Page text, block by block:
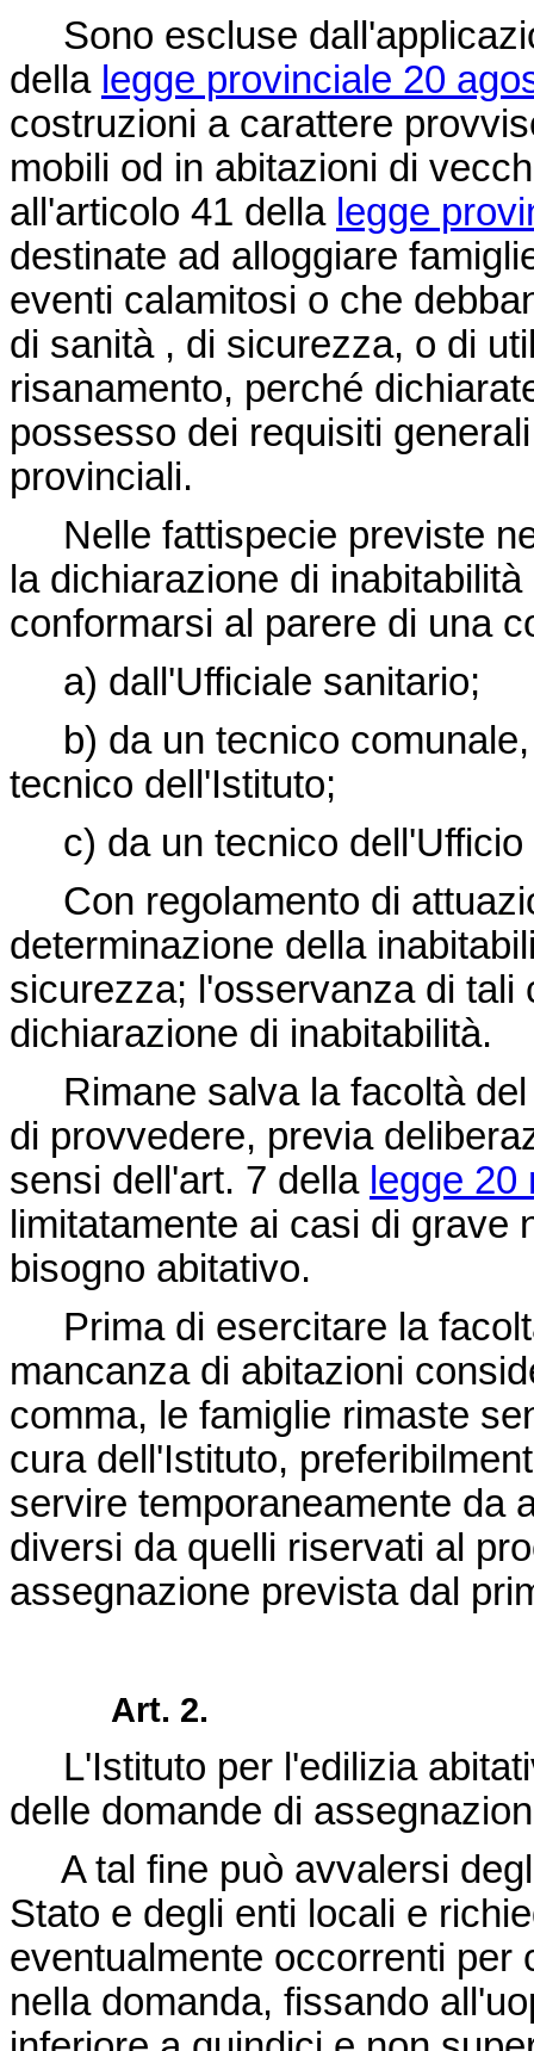
Sono escluse
della legge provinciale 20
costruzioni a carattere
mobili od in abitazioni di
all'articolo 41 della legge
destinate ad alloggiare
eventi calamitosi o che
di sanità , di sicurezza, o di
risanamento, perché
possesso dei requisiti
provinciali.
Nelle fattispecie previste
la dichiarazione di
conformarsi al parere di una
a) dall'Ufficiale sanitario;
b) da un tecnico comunale,
tecnico dell'Istituto;
c) da un tecnico dell'Ufficio
Con regolamento di
determinazione della
sicurezza; l'osservanza di tali
dichiarazione di inabitabilità.
Rimane salva la facoltà del
di provvedere, previa
sensi dell'art. 7 della legge
limitatamente ai casi di
bisogno abitativo.
Prima di esercitare la
mancanza di abitazioni
comma, le famiglie rimaste
cura dell'Istituto,
servire temporaneamente da
diversi da quelli riservati al
assegnazione prevista dal
Art. 2.
L'Istituto per l'edilizia
delle domande di
A tal fine può avvalersi
Stato e degli enti locali e
eventualmente occorrenti per
nella domanda, fissando